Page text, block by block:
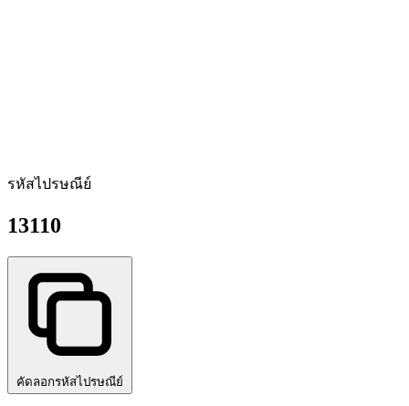
รหัสไปรษณีย์
13110
คัดลอกรหัสไปรษณีย์